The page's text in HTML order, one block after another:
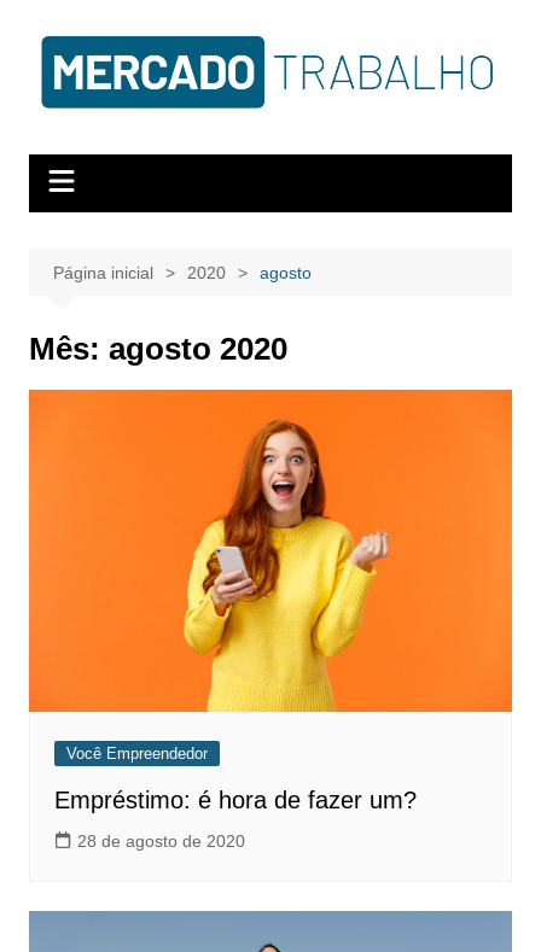
Página inicial 2020 agosto
Mês: agosto 2020
Você Empreendedor
Empréstimo: é hora de fazer um?
28 de agosto de 2020